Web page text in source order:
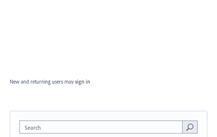
New and returning users may sign in
Search